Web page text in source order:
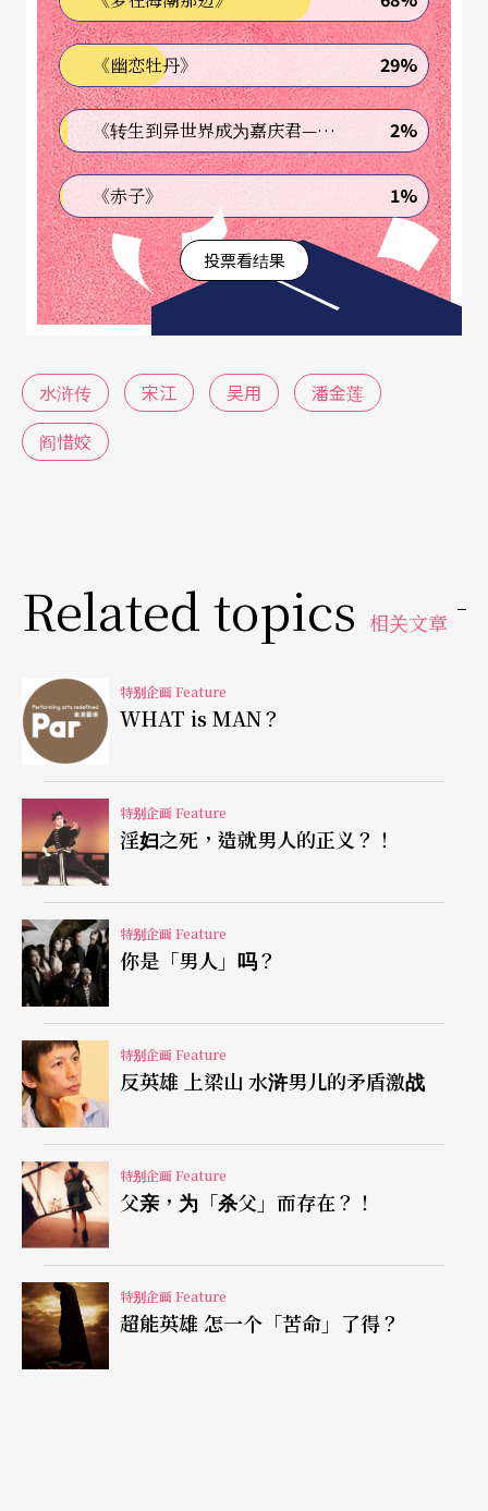
「及时雨」美名。憨直的李逵，就是在没钱做赌本
的情形下收受十两银，成了宋江的「死忠兼换
帖」！
水浒的另一精采处，是银两写得漂亮又非常有分
寸。多了不成，少了也叫人瞧不起。若是找出《金
瓶梅》来比对就知道作者在中国货币的单位上很能
反映当时的社会经济；十两银相当是当时农民一年
的收入，是足够他们丰衣足食，加买一块地或是攸
两银为王六儿买一个丫环使唤，所以李逵拿到宋江
的十两银子，是足够加快心跳和上升血压的。
头皮跟史进借来十两银，总计十五两银济助落拓异
乡的金翠莲父女，而他却没有任何邪念；也没要求
金氏父女任何回报。
此外，鲁智深与林冲只是偶然的相遇，然而他在林
冲遭遇灾难时的一路相挺，尾随保护，也是可以看
出他侠肝义胆的赤诚。
吴用以暴行义，李逵不仁报恩
有个俏皮话叫「梁山泊的军师」，答案是无用（吴
用）；水浒称吴用为「智多星」，细看吴用诸多计
谋竟是馊到家的馊主意。五十一回宋江吴用为了赚
取「美髯公朱仝」到山寨入伙，他连四岁的小衙内
（沧州知府的小孩）也叫李逵杀害了。
吴用、李逵动手的初衷是要报答朱仝的救命之恩，
但却因此而斧劈了一个无辜的四岁小孩，而这个小
孩却是朱仝最疼爱的忘年交，这是以不仁的手段来
报恩，称不上义。莫怪无路可去的朱仝誓曰入伙梁
山可以，唯一的条件是我先手刃李逵。
水浒一百零八条好汉号称是聚义梁山泊，替天行
《幽恋牡丹》 29%
《转生到异世界成为嘉庆君—发现我的祖先是诈骗集团!?》 2%
《赤子》 1%
投票看结果
水浒传 宋江 吴用
潘金莲
阎惜姣
Related topics 相关文章
特别企画 Feature
WHAT is MAN？
特别企画 Feature
淫妇之死，造就男人的正义？！
特别企画 Feature
你是「男人」吗？
特别企画 Feature
反英雄 上梁山 水浒男儿的矛盾激战
特别企画 Feature
父亲，为「杀父」而存在？！
特别企画 Feature
超能英雄 怎一个「苦命」了得？